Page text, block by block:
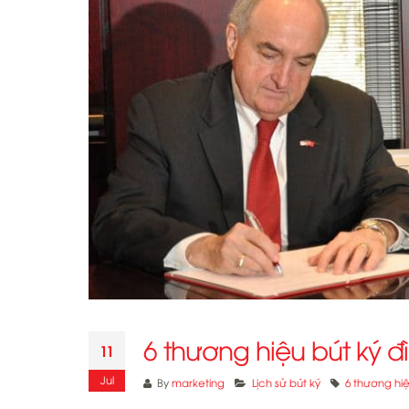
11
Jul
6 thương hiệu bút ký
By marketing Lịch sử bút ký 6 thương